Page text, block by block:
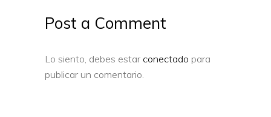
Post a Comment
Lo siento, debes estar conectado para
publicar un comentario.